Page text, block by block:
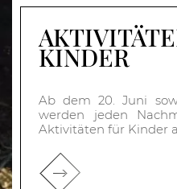
KINDER
Ab dem 20. Juni
werden jeden
Aktivitäten für Kinder